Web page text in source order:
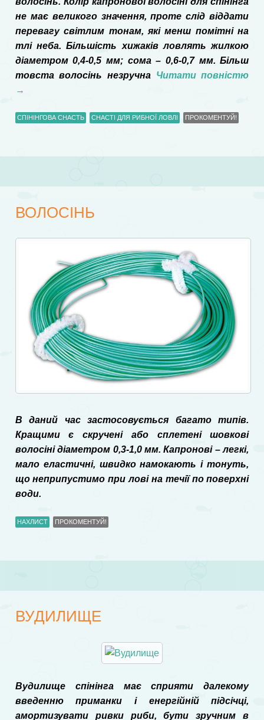
не має великого значення, проте слід віддати
перевагу світлим тонам, які менш помітні на
тлі неба. Більшість хижаків ловлять жилкою
діаметром 0,4-0,5 мм; сома – 0,6-0,7 мм. Більш
товста волосінь незручна Читати повністю
→
СПІНІНГОВА СНАСТЬ СНАСТІ ДЛЯ РИБНОЇ ЛОВЛІ ПРОКОМЕНТУЙ!
ВОЛОСІНЬ
В даний час застосовується багато типів.
Кращими є скручені або сплетені шовкові
волосіні діаметром 0,3-1,0 мм. Капронові – легкі,
мало еластичні, швидко намокають і тонуть,
що неприпустимо при лові на течії по поверхні
води.
НАХЛИСТ ПРОКОМЕНТУЙ!
ВУДИЛИЩЕ
Вудилище спінінга має сприяти далекому
введенню приманки і енергійній підсічці,
амортизувати ривки риби, бути зручним в